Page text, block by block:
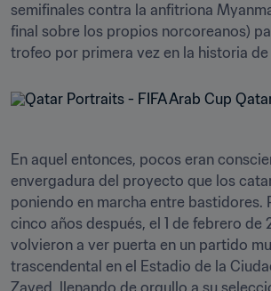
semifinales contra la anfitriona
final sobre los propios norcoreanos)
trofeo por primera vez en la historia de
En aquel entonces, pocos eran
envergadura del proyecto que los
poniendo en marcha entre bastidores.
cinco años después, el 1 de febrero de
volvieron a ver puerta en un partido
trascendental en el Estadio de la
Zayed, llenando de orgullo a su